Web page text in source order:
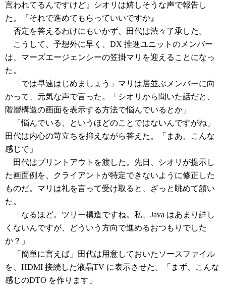
言われてるんですけど』シオリは嬉しそうな声で報告し
た。『それで進めてもらっていいですか』
否定を答えるわけにもいかず、田代は渋々了承した。
こうして、予想外に早く、DX 推進ユニットのメンバー
は、マーズエージェンシーの笠掛マリを迎えることになっ
た。
「では早速はじめましょう」マリは居並ぶメンバーに向
かって、元気な声で言った。「シオリから聞いた話だと、
階層構造の画面を表示する方法で悩んでいるとか」
「悩んでいる、というほどのことではないんですがね」
田代は内心の苛立ちを抑えながら答えた。「まあ、こんな
感じで」
田代はプリントアウトを渡した。先日、シオリが提示し
た画面例を、クライアントが特定できないように修正した
ものだ。マリは礼を言って受け取ると、ざっと眺めて頷い
た。
「なるほど。ツリー構造ですね。私、Java はあまり詳し
くないんですが、どういう方向で進めるおつもりでした
か？」
「簡単に言えば」田代は用意しておいたソースファイル
を、HDMI 接続した液晶TV に表示させた。「まず、こんな
感じのDTO を作ります」